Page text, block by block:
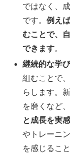
ではなく、
です。例え
むことで、
できます。
継続的な学
組むことで
らします。
を磨くなど
と成長を実
やトレーニ
を感じるこ